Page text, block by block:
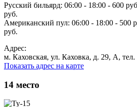
Русский бильярд: 06:00 - 18:00 - 600
руб.
Американский пул: 06:00 - 18:00 - 500
руб.
Адрес:
м. Каховская, ул. Каховка, д. 29, А,
Показать адрес на карте
14 место